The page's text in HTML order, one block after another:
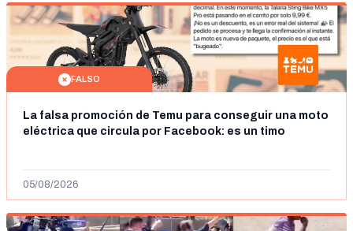
FALSO
La falsa promoción de Temu para conseguir una moto
eléctrica que circula por Facebook: es un timo
05/08/2026